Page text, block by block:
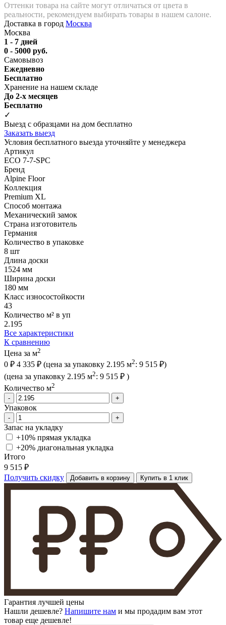
Оттенки товара на сайте могут отличаться от цвета в
реальности, рекомендуем выбирать товары в нашем салоне.
Доставка в город Москва
Москва
1 - 7 дней
0 - 5000 руб.
Самовывоз
Ежедневно
Бесплатно
Хранение на нашем складе
До 2-х месяцев
Бесплатно
✓
Выезд с образцами на дом бесплатно
Заказать выезд
Условия бесплатного выезда уточняйте у менеджера
Артикул
ECO 7-7-SPC
Бренд
Alpine Floor
Коллекция
Premium XL
Способ монтажа
Механический замок
Страна изготовитель
Германия
Количество в упаковке
8 шт
Длина доски
1524 мм
Ширина доски
180 мм
Класс износостойкости
43
Количество м² в уп
2.195
Все характеристики
К сравнению
Цена за м2
0 ₽ 4 335 ₽ (цена за упаковку 2.195 м2: 9 515 ₽)
(цена за упаковку 2.195 м2: 9 515 ₽ )
Количество м2
-
+
Упаковок
- +
Запас на укладку
+10% прямая укладка
+20% диагональная укладка
Итого
9 515 ₽
Получить скидку
Добавить в корзину Купить в 1 клик
Гарантия лучшей цены
Нашли дешевле? Напишите нам и мы продадим вам этот
товар еще дешевле!